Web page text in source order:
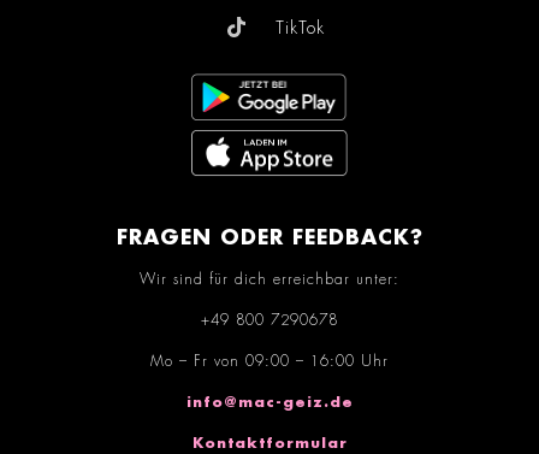
TikTok
FRAGEN ODER FEEDBACK?
Wir sind für dich erreichbar unter:
+49 800 7290678
Mo – Fr von 09:00 – 16:00 Uhr
info@mac-geiz.de
Kontaktformular